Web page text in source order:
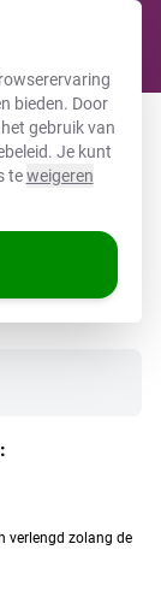
bieden. Door
gebruik van
. Je kunt
teweigeren
verlengd zolang de